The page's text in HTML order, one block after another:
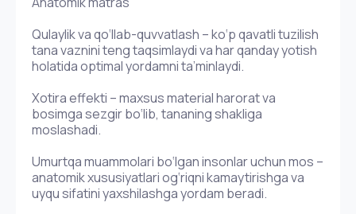
Qulaylik va qo‘llab-quvvatlash – ko‘p qavatli tuzilish
tana vaznini teng taqsimlaydi va har qanday yotish
holatida optimal yordamni ta’minlaydi.
Xotira effekti – maxsus material harorat va
bosimga sezgir bo‘lib, tananing shakliga
moslashadi.
Umurtqa muammolari bo‘lgan insonlar uchun mos –
anatomik xususiyatlari og‘riqni kamaytirishga va
uyqu sifatini yaxshilashga yordam beradi.